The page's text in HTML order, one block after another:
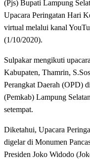
(Pjs) Bupati Lampung
Upacara Peringatan Hari
virtual melalui kanal
(1/10/2020).
Sulpakar mengikuti
Kabupaten, Thamrin,
Perangkat Daerah (OPD)
(Pemkab) Lampung
setempat.
Diketahui, Upacara
digelar di Monumen
Presiden Joko Widodo